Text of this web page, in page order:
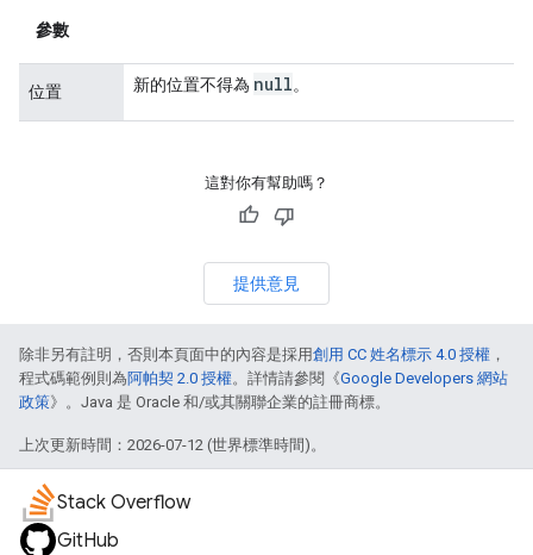
參數
位置 新的位置不得為 null。
這對你有幫助嗎？
提供意見
除非另有註明，否則本頁面中的內容是採用創用 CC 姓名標示 4.0 授權 ，
程式碼範例則為阿帕契 2.0 授權。詳情請參閱《Google Developers 網站
政策》。Java 是 Oracle 和/或其關聯企業的註冊商標。
上次更新時間：2026-07-12 (世界標準時間)。
Stack Overflow
GitHub